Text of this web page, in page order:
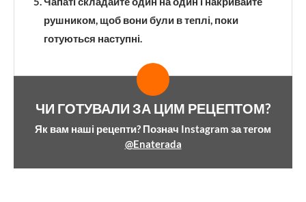
рушником, щоб вони були в теплі, поки
готуються наступні.
ЧИ ГОТУВАЛИ ЗА ЦИМ РЕЦЕПТОМ?
Як вам наші рецепти? Познач Instagram за тегом
@Enaterada